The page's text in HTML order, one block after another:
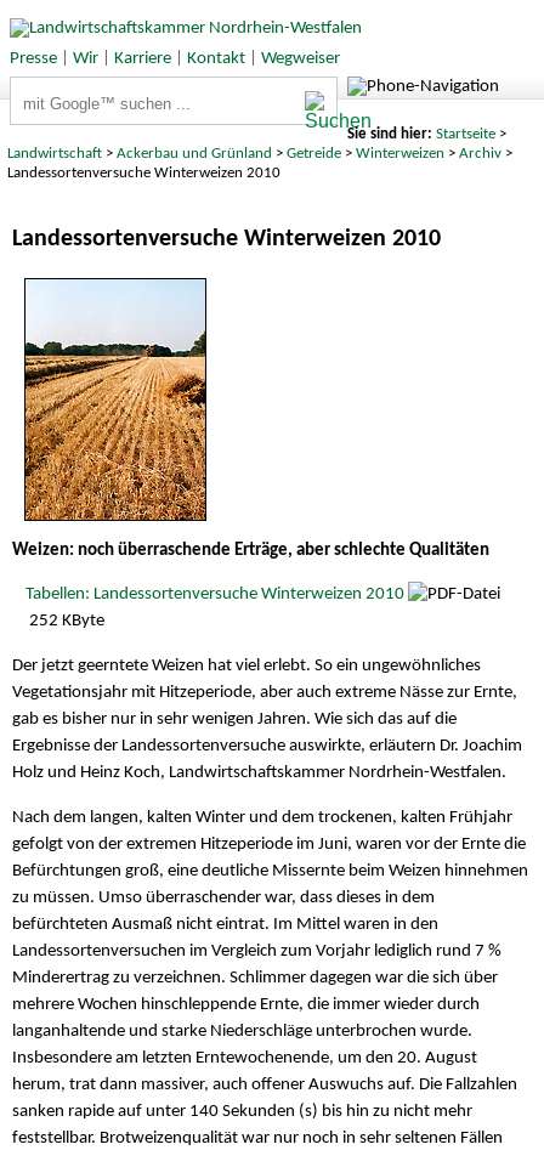
Presse| Wir| Karriere| Kontakt| Wegweiser
Sie sind hier: Startseite>
Landwirtschaft >Ackerbau und Grünland >Getreide >Winterweizen >Archiv >
Landessortenversuche Winterweizen 2010
Landessortenversuche Winterweizen 2010
Weizen: noch überraschende Erträge, aber schlechte Qualitäten
Tabellen: Landessortenversuche Winterweizen 2010
252 KByte
Der jetzt geerntete Weizen hat viel erlebt. So ein ungewöhnliches
Vegetationsjahr mit Hitzeperiode, aber auch extreme Nässe zur Ernte,
gab es bisher nur in sehr wenigen Jahren. Wie sich das auf die
Ergebnisse der Landessortenversuche auswirkte, erläutern Dr. Joachim
Holz und Heinz Koch, Landwirtschaftskammer Nordrhein-Westfalen.
Nach dem langen, kalten Winter und dem trockenen, kalten Frühjahr
gefolgt von der extremen Hitzeperiode im Juni, waren vor der Ernte die
Befürchtungen groß, eine deutliche Missernte beim Weizen hinnehmen
zu müssen. Umso überraschender war, dass dieses in dem
befürchteten Ausmaß nicht eintrat. Im Mittel waren in den
Landessortenversuchen im Vergleich zum Vorjahr lediglich rund 7 %
Minderertrag zu verzeichnen. Schlimmer dagegen war die sich über
mehrere Wochen hinschleppende Ernte, die immer wieder durch
langanhaltende und starke Niederschläge unterbrochen wurde.
Insbesondere am letzten Erntewochenende, um den 20. August
herum, trat dann massiver, auch offener Auswuchs auf. Die Fallzahlen
sanken rapide auf unter 140 Sekunden (s) bis hin zu nicht mehr
feststellbar. Brotweizenqualität war nur noch in sehr seltenen Fällen